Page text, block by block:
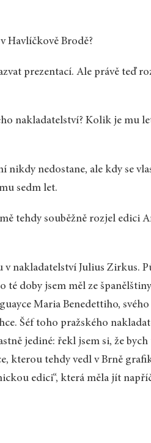
Havlíčkově Brodě?
prezentací. Ale právě teď
nakladatelství? Kolik je mu
nikdy nedostane, ale kdy se
sedm let.
tehdy souběžně rozjel edici
nakladatelství Julius Zirkus.
doby jsem měl ze
Maria Benedettiho,
Šéf toho pražského
jediné: řekl jsem si, že
kterou tehdy vedl v Brně
edici“, která měla jít